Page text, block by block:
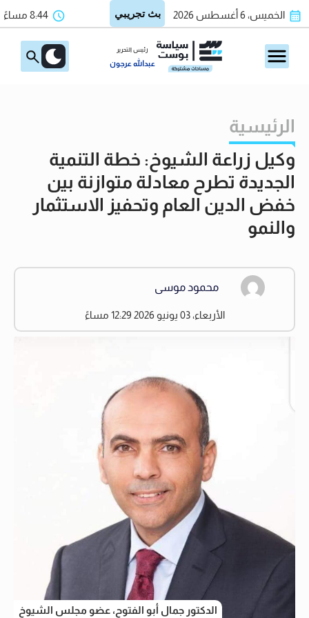
الخميس، 6 أغسطس 2026 8:44 مساءً
رئيس التحرير
عبدالله عرجون
الرئيسية
وكيل زراعة الشيوخ: خطة التنمية
الجديدة تطرح معادلة متوازنة بين
خفض الدين العام وتحفيز الاستثمار
والنمو
محمود موسى
الأربعاء، 03 يونيو 2026 12:29 مساءً
الدكتور جمال أبو الفتوح، عضو مجلس الشيوخ